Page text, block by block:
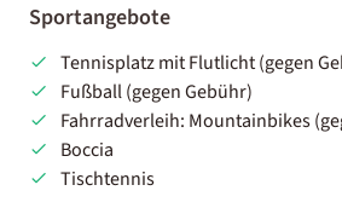
Sportangebote
Tennisplatz mit Flutlicht (gegen
Fußball (gegen Gebühr)
Fahrradverleih: Mountainbikes
Boccia
Tischtennis